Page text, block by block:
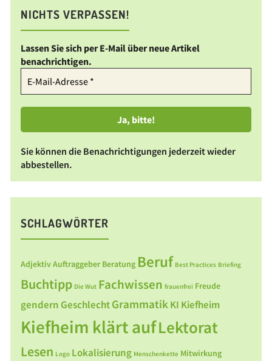
NICHTS VERPASSEN!
Lassen Sie sich per E-Mail über neue Artikel
benachrichtigen.
Sie können die Benachrichtigungen jederzeit wieder
abbestellen.
SCHLAGWÖRTER
AdjektivAuftraggeber Beratung Beruf Best Practices Briefing
Buchtipp Die Wut Fachwissen frauenfrei Freude
gendern GeschlechtGrammatikKI Kiefheim
Kiefheim klärt aufLektorat
Lesen Logo Lokalisierung Menschenkette Mitwirkung